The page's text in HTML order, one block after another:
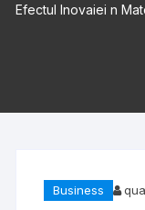
Efectul Inovaiei n
Business